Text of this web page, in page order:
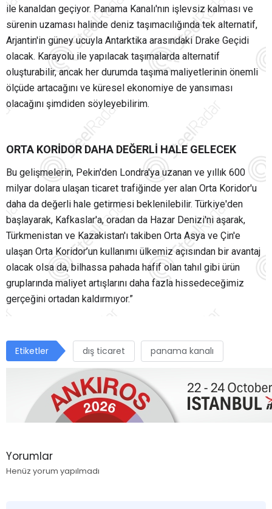
ile kanaldan geçiyor. Panama Kanalı'nın işlevsiz kalması ve
sürenin uzaması halinde deniz taşımacılığında tek alternatif,
Arjantin'in güney ucuyla Antarktika arasındaki Drake Geçidi
olacak. Karayolu ile yapılacak taşımalarda alternatif
oluşturabilir, ancak her durumda taşıma maliyetlerinin önemli
ölçüde artacağını ve küresel ekonomiye de yansıması
olacağını şimdiden söyleyebilirim.
ORTA KORİDOR DAHA DEĞERLİ HALE GELECEK
Bu gelişmelerin, Pekin'den Londra'ya uzanan ve yıllık 600
milyar dolara ulaşan ticaret trafiğinde yer alan Orta Koridor'u
daha da değerli hale getirmesi beklenilebilir. Türkiye'den
başlayarak, Kafkaslar'a, oradan da Hazar Denizi'ni aşarak,
Türkmenistan ve Kazakistan'ı takiben Orta Asya ve Çin'e
ulaşan Orta Koridor’un kullanımı ülkemiz açısından bir avantaj
olacak olsa da, bilhassa pahada hafif olan tahıl gibi ürün
gruplarında maliyet artışlarını daha fazla hissedeceğimiz
gerçeğini ortadan kaldırmıyor.”
Etiketler dış ticaret panama kanalı
Yorumlar
Henüz yorum yapılmadı